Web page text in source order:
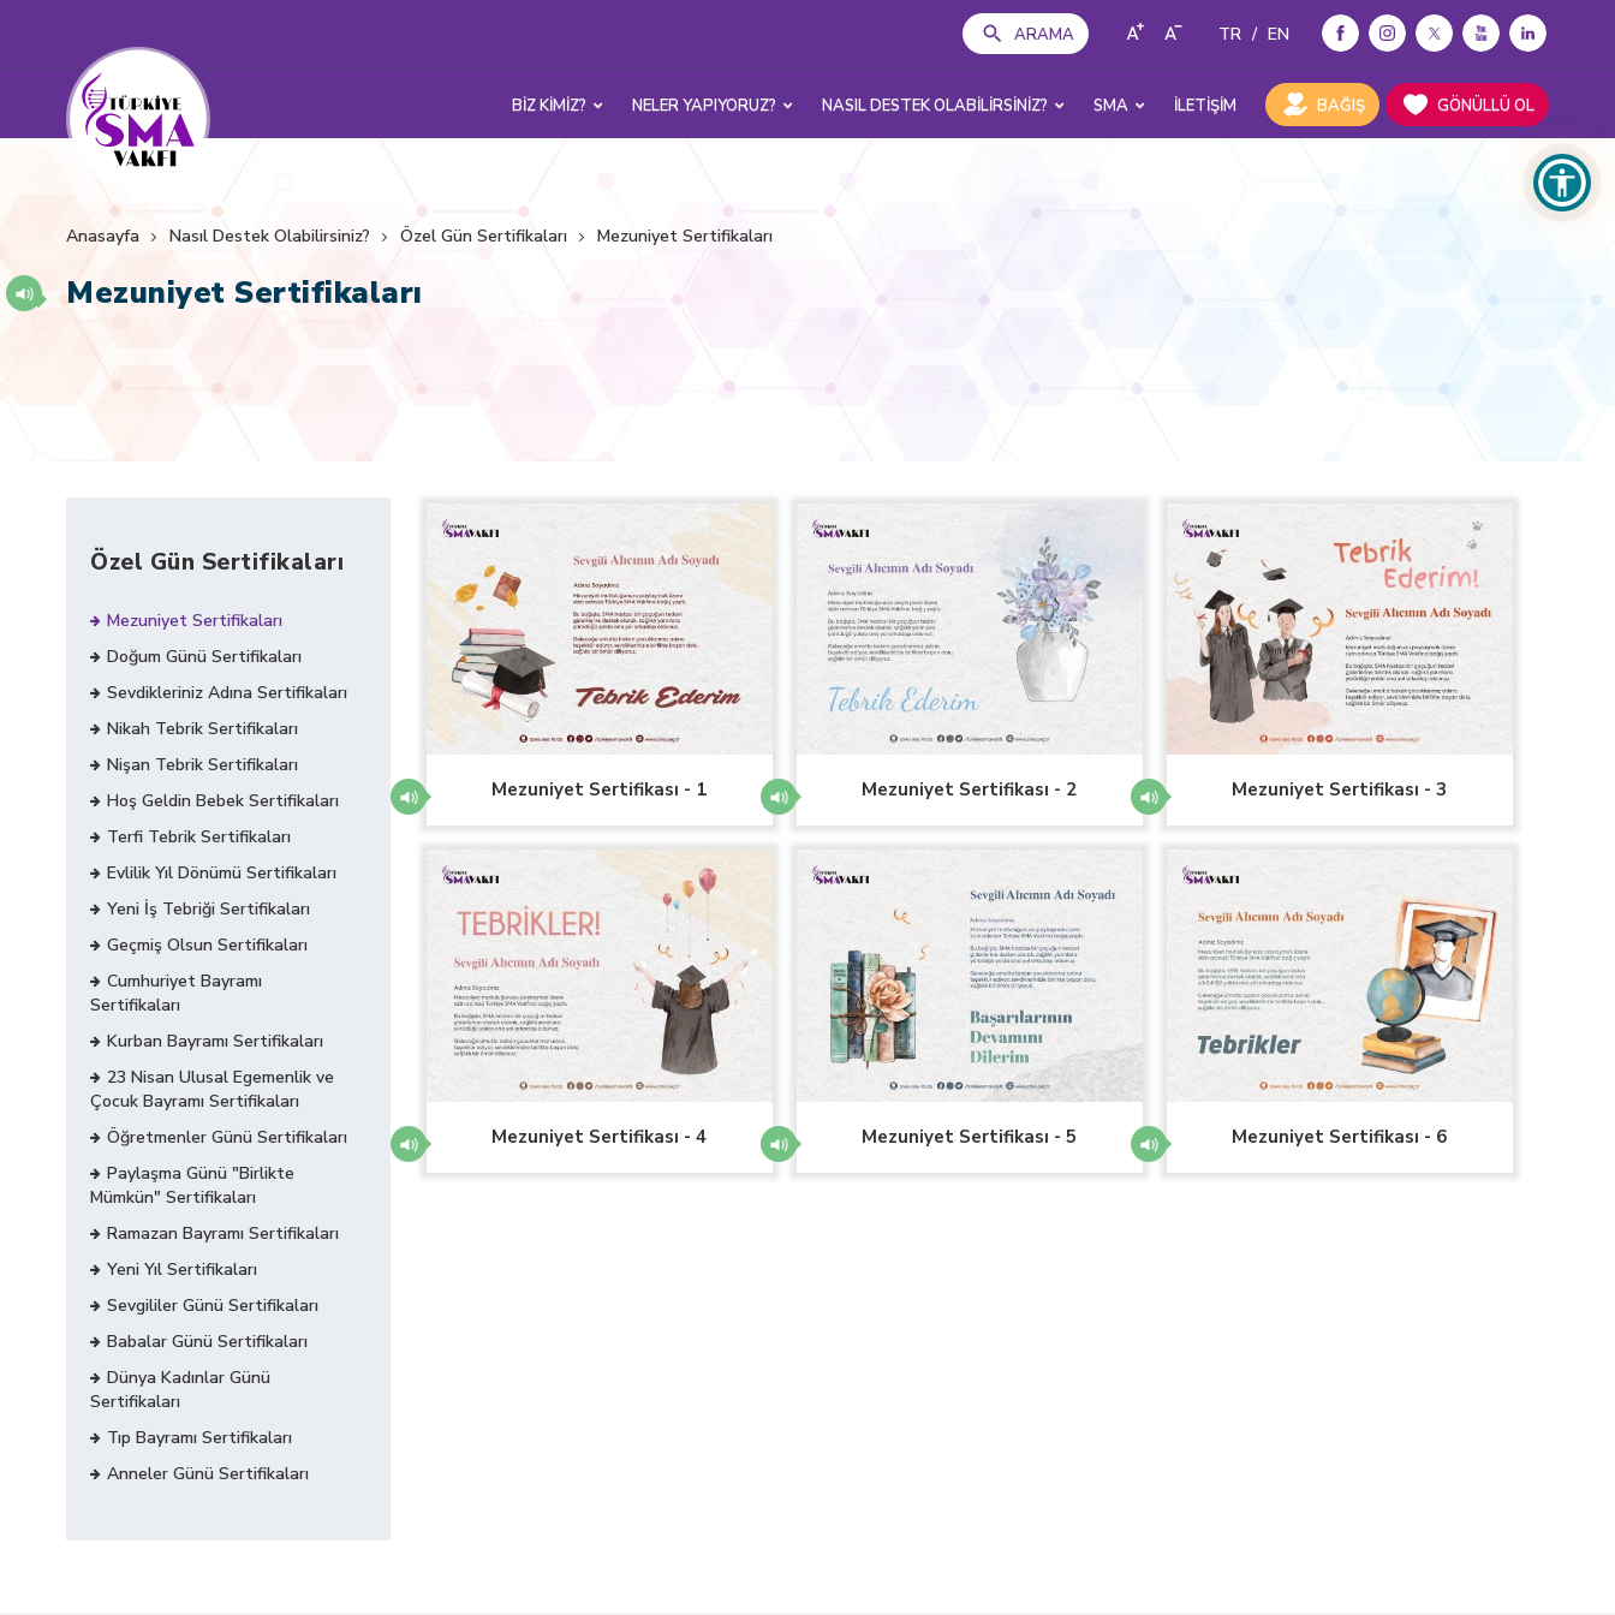
ARAMA TR / EN
BİZ KİMİZ? NELER YAPIYORUZ? NASIL DESTEK OLABİLİRSİNİZ? SMA İLETİŞİM BAĞIŞ GÖNÜLLÜ OL
Anasayfa Nasıl Destek Olabilirsiniz? Özel Gün Sertifikaları Mezuniyet Sertifikaları
Mezuniyet Sertifikaları
Özel Gün Sertifikaları
Mezuniyet Sertifikaları
Doğum Günü Sertifikaları
Sevdikleriniz Adına Sertifikaları
Nikah Tebrik Sertifikaları
Nişan Tebrik Sertifikaları
Hoş Geldin Bebek Sertifikaları
Terfi Tebrik Sertifikaları
Evlilik Yıl Dönümü Sertifikaları
Yeni İş Tebriği Sertifikaları
Geçmiş Olsun Sertifikaları
Cumhuriyet Bayramı
Sertifikaları
Kurban Bayramı Sertifikaları
23 Nisan Ulusal Egemenlik ve
Çocuk Bayramı Sertifikaları
Öğretmenler Günü Sertifikaları
Paylaşma Günü "Birlikte
Mümkün" Sertifikaları
Ramazan Bayramı Sertifikaları
Yeni Yıl Sertifikaları
Sevgililer Günü Sertifikaları
Babalar Günü Sertifikaları
Dünya Kadınlar Günü
Sertifikaları
Tıp Bayramı Sertifikaları
Anneler Günü Sertifikaları
Mezuniyet Sertifikası - 1 Mezuniyet Sertifikası - 2 Mezuniyet Sertifikası - 3
Mezuniyet Sertifikası - 4 Mezuniyet Sertifikası - 5 Mezuniyet Sertifikası - 6